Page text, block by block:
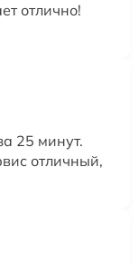
отлично!
25 минут.
отличный,